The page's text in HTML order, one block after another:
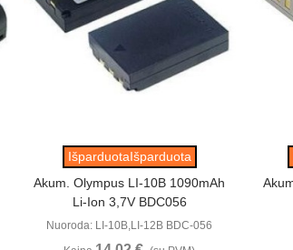
Peržiūrėti
IšparduotaIšparduota
Akum. Olympus LI-10B 1090mAh
Li-Ion 3,7V BDC056
Nuoroda: LI-10B,LI-12B BDC-056